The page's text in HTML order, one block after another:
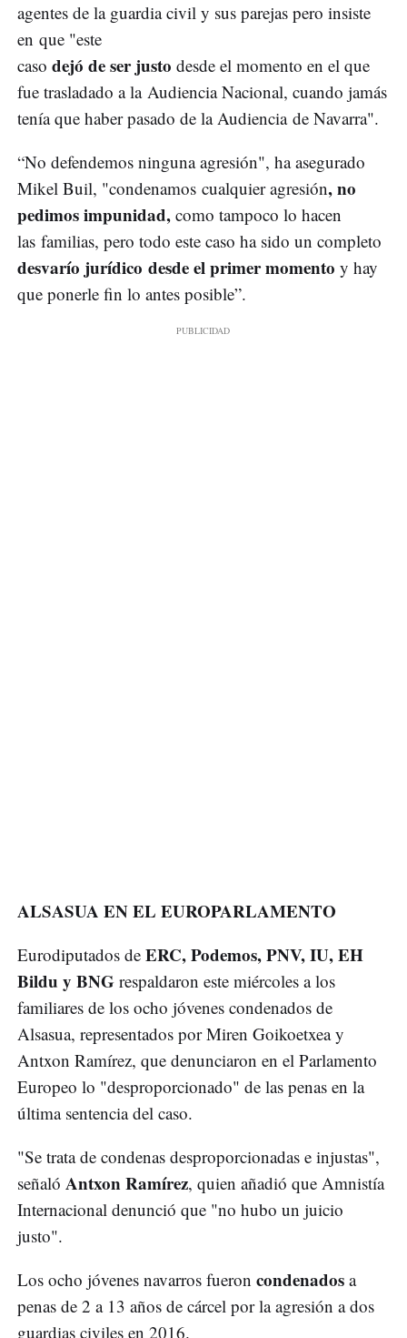
agentes de la guardia civil y sus parejas pero insiste
en que "este
caso dejó de ser justo desde el momento en el que
fue trasladado a la Audiencia Nacional, cuando jamás
tenía que haber pasado de la Audiencia de Navarra".
“No defendemos ninguna agresión", ha asegurado
Mikel Buil, "condenamos cualquier agresión, no
pedimos impunidad, como tampoco lo hacen
las familias, pero todo este caso ha sido un completo
desvarío jurídico desde el primer momento y hay
que ponerle fin lo antes posible”.
ALSASUA EN EL EUROPARLAMENTO
Eurodiputados de ERC, Podemos, PNV, IU, EH
Bildu y BNG respaldaron este miércoles a los
familiares de los ocho jóvenes condenados de
Alsasua, representados por Miren Goikoetxea y
Antxon Ramírez, que denunciaron en el Parlamento
Europeo lo "desproporcionado" de las penas en la
última sentencia del caso.
"Se trata de condenas desproporcionadas e injustas",
señaló Antxon Ramírez, quien añadió que Amnistía
Internacional denunció que "no hubo un juicio
justo".
Los ocho jóvenes navarros fueron condenados a
penas de 2 a 13 años de cárcel por la agresión a dos
guardias civiles en 2016.